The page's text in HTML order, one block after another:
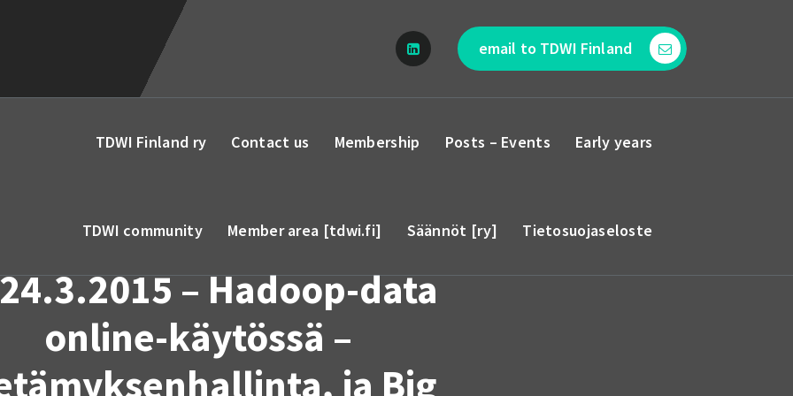
email to TDWI Finland
TDWI Finland ry Contact us Membership Posts – Events Early years
TDWI community Member area [tdwi.fi] Säännöt [ry] Tietosuojaseloste
– Hadoop-data
online-käytössä –
ja Big